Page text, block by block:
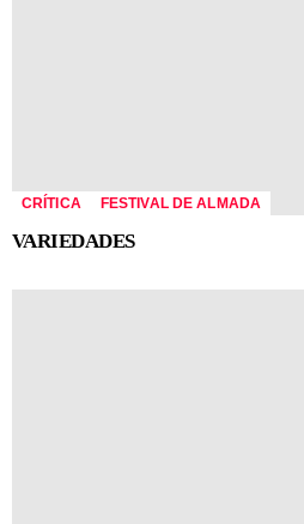
CRÍTICA FESTIVAL DE ALMADA
VARIEDADES